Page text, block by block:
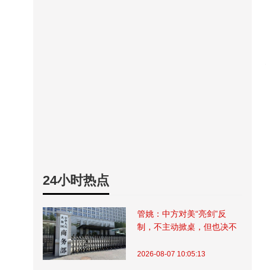
24小时热点
管姚：中方对美“亮剑”反
制，不主动掀桌，但也决不
2026-08-07 10:05:13